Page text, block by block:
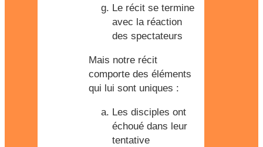
Le récit se termine
avec la réaction
des spectateurs
Mais notre récit
comporte des éléments
qui lui sont uniques :
Les disciples ont
échoué dans leur
tentative